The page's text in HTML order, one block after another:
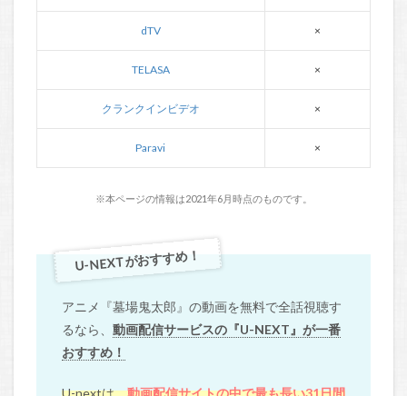
dTV ×
TELASA ×
クランクインビデオ ×
Paravi ×
※本ページの情報は2021年6月時点のものです。
U-NEXTがおすすめ！
アニメ『墓場鬼太郎』の動画を無料で全話視聴す
るなら、 動画配信サービスの『U-NEXT』が一番
おすすめ！